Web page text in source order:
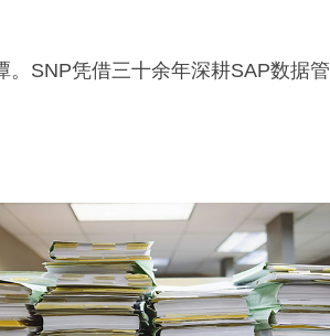
SNP凭借三十余年深耕SAP数据管